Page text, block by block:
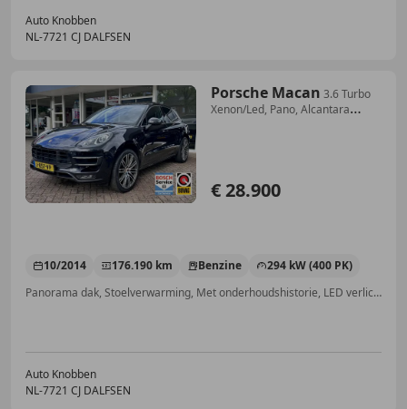
Auto Knobben
NL-7721 CJ DALFSEN
Porsche Macan 3.6 Turbo
Xenon/Led, Pano, Alcantara
€ 28.900
10/2014 176.190 km Benzine
294 kW (400 PK)
Panorama dak, Stoelverwarming, Met onderhoudshistorie, LED verlichting, Luchtvering, Alarm, Sportstoelen, Parkeerhulp achter
Auto Knobben
NL-7721 CJ DALFSEN